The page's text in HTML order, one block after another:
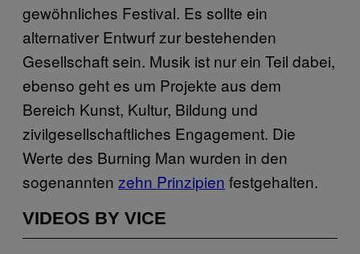
gewöhnliches Festival. Es sollte ein
alternativer Entwurf zur bestehenden
Gesellschaft sein. Musik ist nur ein Teil dabei,
ebenso geht es um Projekte aus dem
Bereich Kunst, Kultur, Bildung und
zivilgesellschaftliches Engagement. Die
Werte des Burning Man wurden in den
sogenannten zehn Prinzipien festgehalten.
VIDEOS BY VICE